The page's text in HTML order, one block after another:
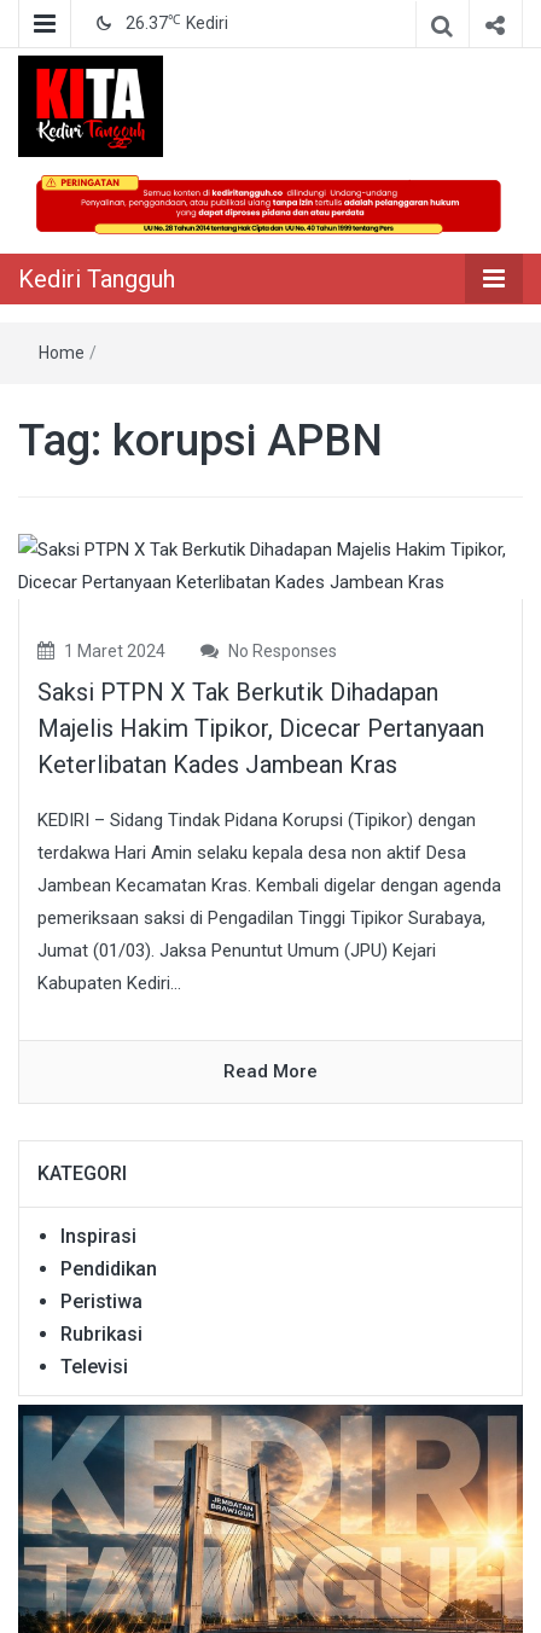
26.37℃ Kediri
Kediri Tangguh
Berita Akurat Terpercaya
Kediri Tangguh
Home /
Tag: korupsi APBN
1 Maret 2024 No Responses
Saksi PTPN X Tak Berkutik Dihadapan
Majelis Hakim Tipikor, Dicecar Pertanyaan
Keterlibatan Kades Jambean Kras
KEDIRI – Sidang Tindak Pidana Korupsi (Tipikor) dengan
terdakwa Hari Amin selaku kepala desa non aktif Desa
Jambean Kecamatan Kras. Kembali digelar dengan agenda
pemeriksaan saksi di Pengadilan Tinggi Tipikor Surabaya,
Jumat (01/03). Jaksa Penuntut Umum (JPU) Kejari
Kabupaten Kediri...
Read More
KATEGORI
Inspirasi
Pendidikan
Peristiwa
Rubrikasi
Televisi